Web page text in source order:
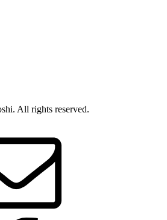
All rights reserved.